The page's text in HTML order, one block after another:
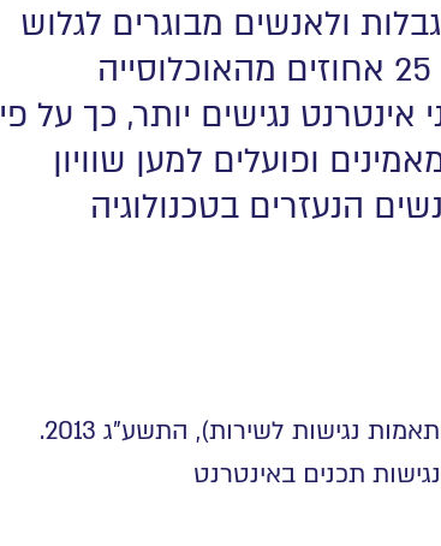
ולאנשים מבוגרים לגלוש
באותה רמה של יעילות והנאה ככל הגולשים, כ- 20 עד 25 אחוזים מהאוכלוסייה
נגישים יותר, כך על פי
מאמינים ופועלים למען שוויון
הנעזרים בטכנולוגיה
נגישות לשירות), התשע"ג 2013
.
בוצעו עפ"י המלצות התקן הישראלי (ת"י 5568) לנגישות תכנים באינטרנט